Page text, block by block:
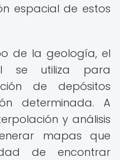
espacial de estos
de la geología, el
se utiliza para
de depósitos
determinada. A
y análisis
mapas que
de encontrar